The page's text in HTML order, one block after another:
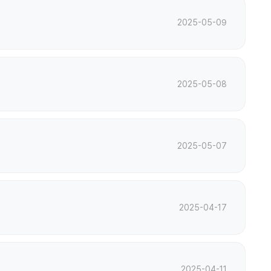
2025-05-09
2025-05-08
2025-05-07
2025-04-17
2025-04-11